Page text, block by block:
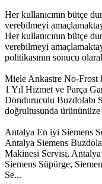
Her kullanıcının bütçe
verebilmeyi
Her kullanıcının bütçe
verebilmeyi
politikasının sonucu
Miele Ankastre No-Frost
1 Yıl Hizmet ve Parça
Donduruculu Buzdolabı
doğrultusunda ürününüze
Antalya En iyi Siemens
Antalya Siemens
Makinesi Servisi, Antalya
Siemens Süpürge,
Se...